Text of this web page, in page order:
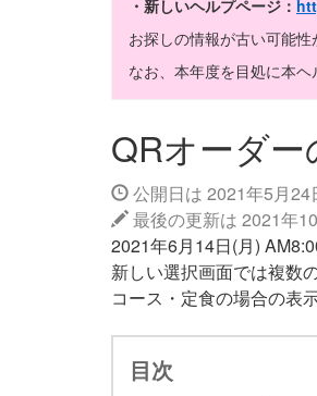
・新しいヘルプページ：
お探しの情報が古い可能
なお、本年度を目処に本ヘ
QRオーダ
公開日は 2021年5月24
最後の更新は 2021年
2021年6月14日(月)
新しい選択画面では複数
コース・定食の場合の表
目次